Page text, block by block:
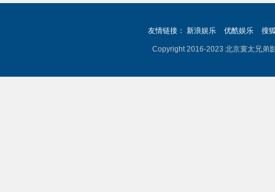
友情链接： 新浪娱乐 优酷娱乐 搜
Copyright 2016-2023 北京寰太兄弟